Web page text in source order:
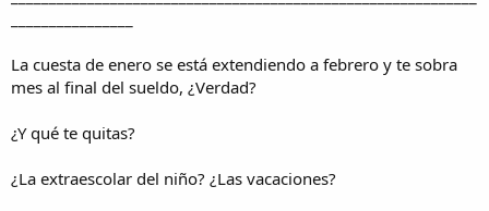
La cuesta de enero se está extendiendo a febrero y te sobra
mes al final del sueldo, ¿Verdad?
¿Y qué te quitas?
¿La extraescolar del niño? ¿Las vacaciones?